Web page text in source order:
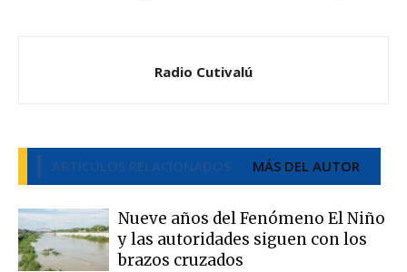
Radio Cutivalú
ARTÍCULOS RELACIONADOS MÁS DEL AUTOR
Nueve años del Fenómeno El Niño
y las autoridades siguen con los
brazos cruzados